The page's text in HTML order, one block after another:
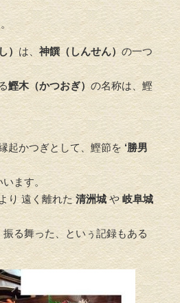
） は、 神饌（しんせん） の一つ
鰹木（かつおぎ） の名称は、鰹
起かつぎとして、鰹節を ‘勝男
ます。
り 遠く離れた清洲城や 岐阜城
る舞った、といぅ記録もある